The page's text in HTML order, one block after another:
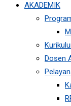
AKADEMIK
Dosen